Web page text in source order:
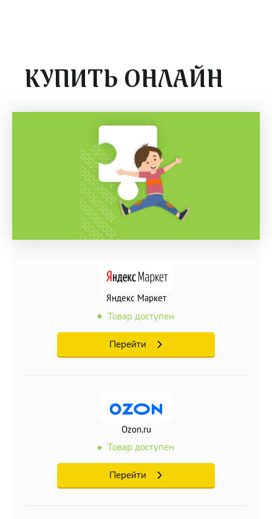
КУПИТЬ ОНЛАЙН
Яндекс Маркет
Товар доступен
Перейти
Ozon.ru
Товар доступен
Перейти